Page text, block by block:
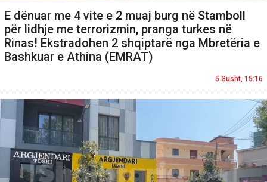
E dënuar me 4 vite e 2 muaj burg në Stamboll
për lidhje me terrorizmin, pranga turkes në
Rinas! Ekstradohen 2 shqiptarë nga Mbretëria e
Bashkuar e Athina (EMRAT)
5 Gusht, 15:16